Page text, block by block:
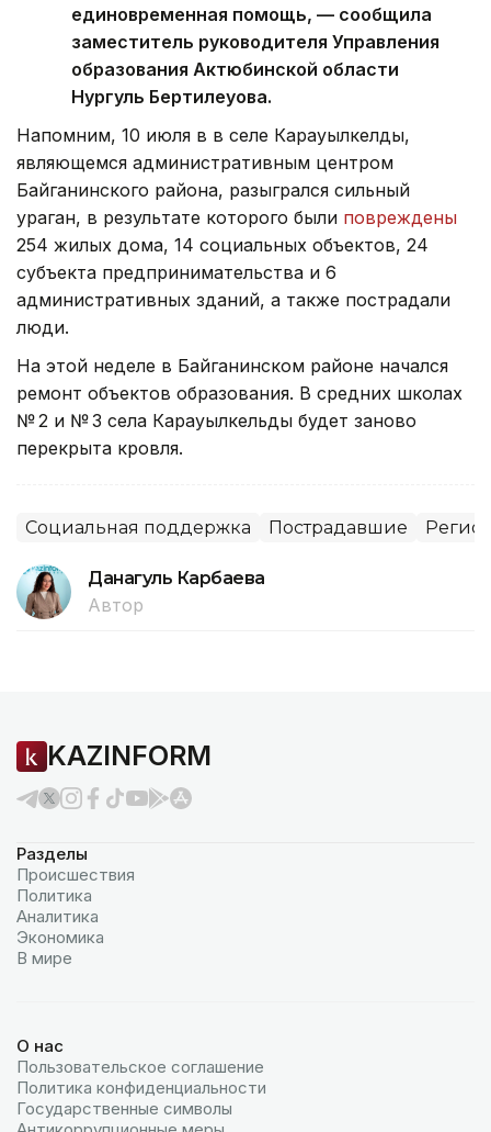
единовременная помощь, — сообщила
заместитель руководителя Управления
образования Актюбинской области
Нургуль Бертилеуова.
Напомним, 10 июля в в селе Карауылкелды,
являющемся административным центром
Байганинского района, разыгрался сильный
ураган, в результате которого были повреждены
254 жилых дома, 14 социальных объектов, 24
субъекта предпринимательства и 6
административных зданий, а также пострадали
люди.
На этой неделе в Байганинском районе начался
ремонт объектов образования. В средних школах
№ 2 и № 3 села Карауылкельды будет заново
перекрыта кровля.
Социальная поддержка Пострадавшие
Данагуль Карбаева
Автор
KAZINFORM
Разделы
Происшествия
Политика
Аналитика
Экономика
В мире
О нас
Пользовательское соглашение
Политика конфиденциальности
Государственные символы